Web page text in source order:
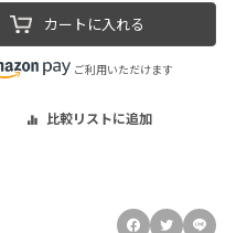
カートに入れる
ご利用いただけます
比較リストに追加